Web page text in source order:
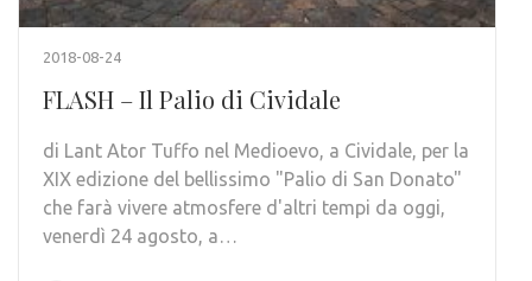
2018-08-24
FLASH – Il Palio di Cividale
di Lant Ator Tuffo nel Medioevo, a Cividale, per la
XIX edizione del bellissimo "Palio di San Donato"
che farà vivere atmosfere d'altri tempi da oggi,
venerdì 24 agosto, a…